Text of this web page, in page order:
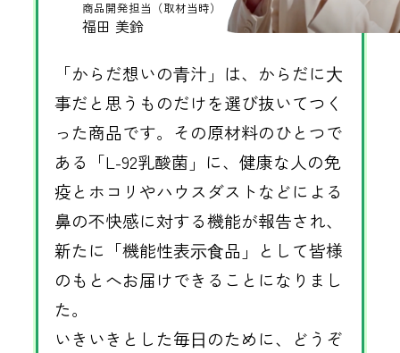
商品開発担当（取材当時）
福田 美鈴
「からだ想いの⻘汁」は、からだに⼤
事だと思うものだけを選び抜いてつく
った商品です。その原材料のひとつで
ある「L-92乳酸菌」に、健康な人の免
疫とホコリやハウスダストなどによる
鼻の不快感に対する機能が報告され、
新たに「機能性表⽰⾷品」として皆様
のもとへお届けできることになりまし
た。
いきいきとした毎⽇のために、どうぞ